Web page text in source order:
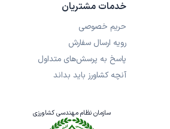
خدمات مشتریان
حریم خصوصی
رویه ارسال سفارش
پاسخ به پرسش‌های متداول
آنچه کشاورز باید بداند
سازمان نظام مهندسی کشاورزی